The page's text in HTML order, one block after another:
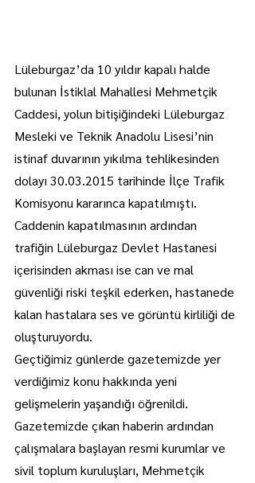
Lüleburgaz’da 10 yıldır kapalı halde
bulunan İstiklal Mahallesi Mehmetçik
Caddesi, yolun bitişiğindeki Lüleburgaz
Mesleki ve Teknik Anadolu Lisesi’nin
istinaf duvarının yıkılma tehlikesinden
dolayı 30.03.2015 tarihinde İlçe Trafik
Komisyonu kararınca kapatılmıştı.
Caddenin kapatılmasının ardından
trafiğin Lüleburgaz Devlet Hastanesi
içerisinden akması ise can ve mal
güvenliği riski teşkil ederken, hastanede
kalan hastalara ses ve görüntü kirliliği de
oluşturuyordu.
Geçtiğimiz günlerde gazetemizde yer
verdiğimiz konu hakkında yeni
gelişmelerin yaşandığı öğrenildi.
Gazetemizde çıkan haberin ardından
çalışmalara başlayan resmi kurumlar ve
sivil toplum kuruluşları, Mehmetçik